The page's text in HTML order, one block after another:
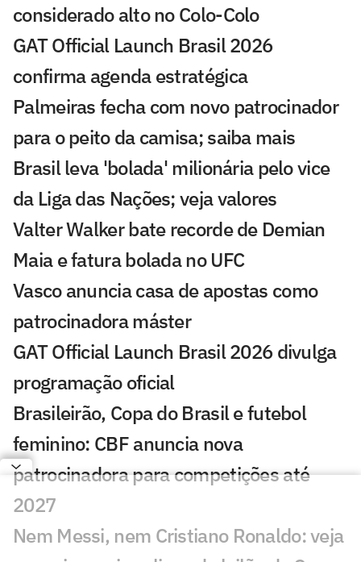
considerado alto no Colo-Colo
GAT Official Launch Brasil 2026
confirma agenda estratégica
Palmeiras fecha com novo patrocinador
para o peito da camisa; saiba mais
Brasil leva 'bolada' milionária pelo vice
da Liga das Nações; veja valores
Valter Walker bate recorde de Demian
Maia e fatura bolada no UFC
Vasco anuncia casa de apostas como
patrocinadora máster
GAT Official Launch Brasil 2026 divulga
programação oficial
Brasileirão, Copa do Brasil e futebol
feminino: CBF anuncia nova
patrocinadora para competições até
2027
Nem Messi, nem Cristiano Ronaldo: veja